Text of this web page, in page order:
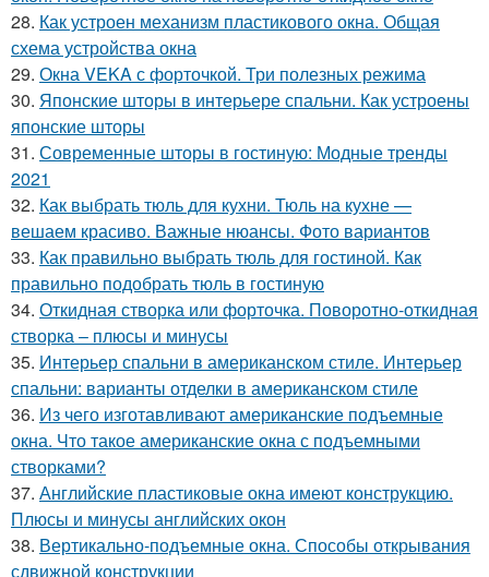
28. Как устроен механизм пластикового окна. Общая
схема устройства окна
29. Окна VEKA с форточкой. Три полезных режима
30. Японские шторы в интерьере спальни. Как устроены
японские шторы
31. Современные шторы в гостиную: Модные тренды
2021
32. Как выбрать тюль для кухни. Тюль на кухне —
вешаем красиво. Важные нюансы. Фото вариантов
33. Как правильно выбрать тюль для гостиной. Как
правильно подобрать тюль в гостиную
34. Откидная створка или форточка. Поворотно-откидная
створка – плюсы и минусы
35. Интерьер спальни в американском стиле. Интерьер
спальни: варианты отделки в американском стиле
36. Из чего изготавливают американские подъемные
окна. Что такое американские окна с подъемными
створками?
37. Английские пластиковые окна имеют конструкцию.
Плюсы и минусы английских окон
38. Вертикально-подъемные окна. Способы открывания
сдвижной конструкции